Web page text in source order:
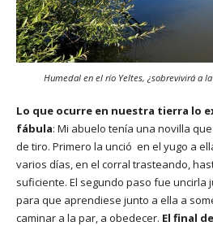
Humedal en el río Yeltes, ¿sobrevivirá a
Lo que ocurre en nuestra tierra lo
fábula: Mi abuelo tenía una novilla
de tiro. Primero la unció en el yugo a
varios días, en el corral trasteando,
suficiente. El segundo paso fue uncirla
para que aprendiese junto a ella a
caminar a la par, a obedecer. El final